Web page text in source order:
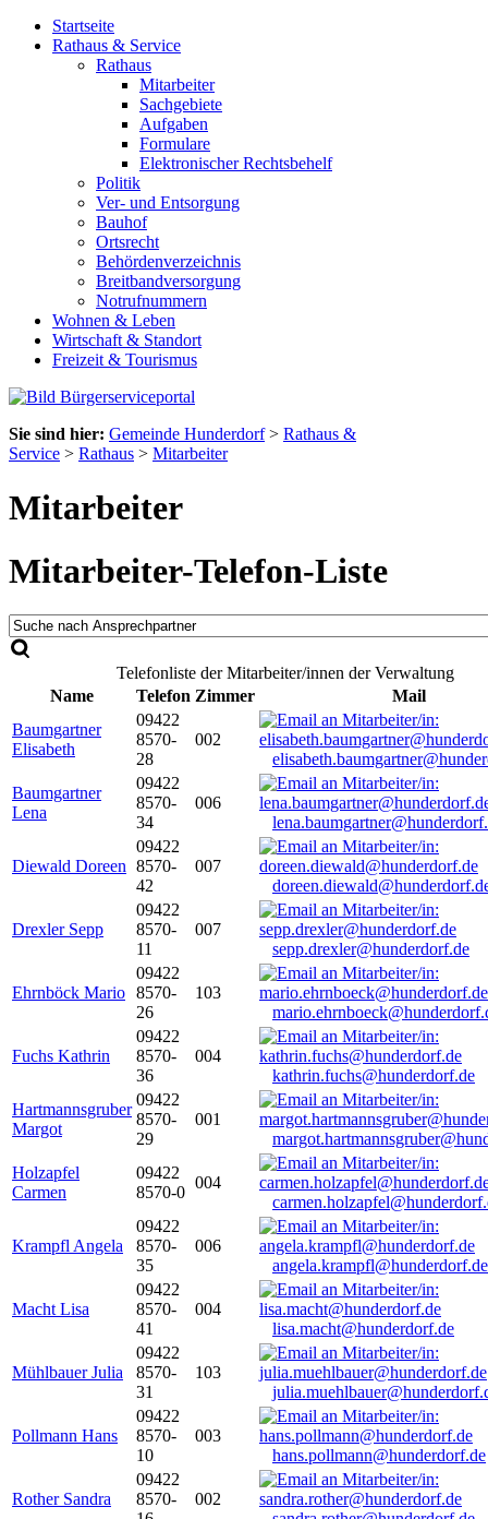
Startseite
Rathaus & Service
Rathaus
Mitarbeiter
Sachgebiete
Aufgaben
Formulare
Elektronischer Rechtsbehelf
Politik
Ver- und Entsorgung
Bauhof
Ortsrecht
Behördenverzeichnis
Breitbandversorgung
Notrufnummern
Wohnen & Leben
Wirtschaft & Standort
Freizeit & Tourismus
Sie sind hier: Gemeinde Hunderdorf> Rathaus &
Service > Rathaus > Mitarbeiter
Mitarbeiter
Mitarbeiter-Telefon-Liste
Telefonliste der Mitarbeiter/innen der Verwaltung
Name
Telefon Zimmer
Mail
Baumgartner
Elisabeth
09422
8570-
28
002
Baumgartner
Lena
09422
8570-
34
006
Diewald Doreen
09422
8570-
42
007
Drexler Sepp
09422
8570-
11
007
sepp.drexler@hunderdorf.de
Ehrnböck Mario
09422
8570-
26
103
Fuchs Kathrin
09422
8570-
36
004
kathrin.fuchs@hunderdorf.de
Hartmannsgruber
Margot
09422
8570-
29
001
Holzapfel
Carmen
09422
8570-0
004
Krampfl Angela
09422
8570-
35
006
angela.krampfl@hunderdorf.de
Macht Lisa
09422
8570-
41
004
lisa.macht@hunderdorf.de
Mühlbauer Julia
09422
8570-
31
103
Pollmann Hans
09422
8570-
10
003
hans.pollmann@hunderdorf.de
Rother Sandra
09422
8570-
002